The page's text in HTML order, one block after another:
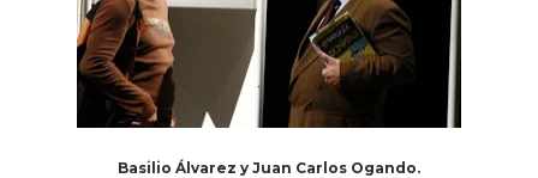
Basilio Álvarez y Juan Carlos Ogando.